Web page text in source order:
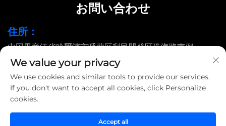
お問い合わせ
住所：
中国黒竜江省哈爾濱市呼蘭区利民開発区珠海路南側
メールアドレス：
[email protected]
© 2025 哈爾濱島田大鳥工業有限公司 |
We value your privacy
We use cookies and similar tools to provide our services.
If you don't want to accept all cookies, click Personalize
cookies.
Accept all